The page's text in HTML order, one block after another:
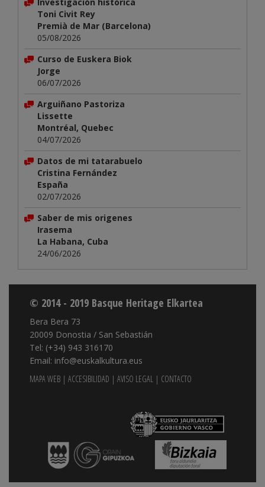
Toni Civit Rey
Premià de Mar (Barcelona)
05/08/2026
Curso de Euskera Biok
Jorge
06/07/2026
Arguiñano Pastoriza
Lissette
Montréal, Quebec
04/07/2026
Datos de mi tatarabuelo
Cristina Fernández
España
02/07/2026
Saber de mis origenes
Irasema
La Habana, Cuba
24/06/2026
© 2014 - 2019 Basque Heritage Elkartea
Bera Bera 73
20009 Donostia / San Sebastián
Tel: (+34) 943 316170
Email: info@euskalkultura.eus
MAPA WEB | ACCESIBILIDAD | AVISO LEGAL | CONTACTO